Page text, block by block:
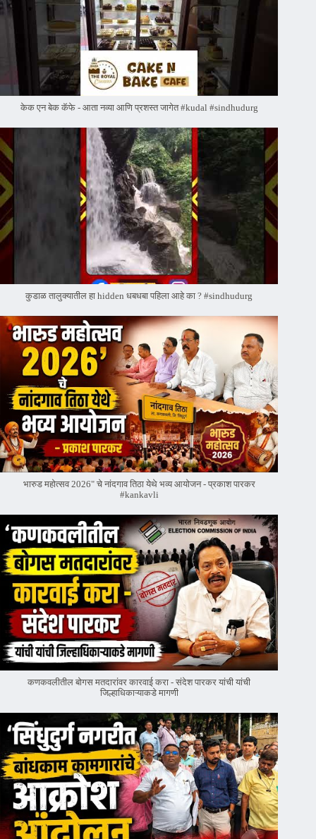
केक एन बेक कॅफे - आता नव्या आणि प्रशस्त जागेत #kudal #sindhudurg
कुडाळ तालुक्यातील हा hidden धबधबा पहिला आहे का ? #sindhudurg
भारुड महोत्सव 2026" चे नांदगाव तिठा येथे भव्य आयोजन - प्रकाश पारकर
#kankavli
कणकवलीतील बोगस मतदारांवर‌ कारवाई करा - संदेश पारकर यांची यांची
जिल्हाधिकाऱ्याकडे मागणी